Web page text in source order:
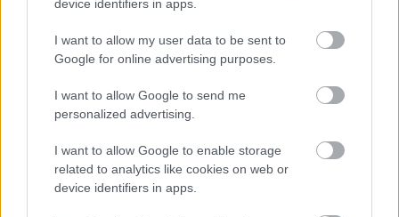
device identifiers in apps.
I want to allow my user data to be sent to
Google for online advertising purposes.
I want to allow Google to send me
personalized advertising.
I want to allow Google to enable storage
related to analytics like cookies on web or
device identifiers in apps.
Kayaff
15 éve
Túltengő jelzők, bölcsészkedés, sokat sejtet, keveset
napon tamás
15 éve